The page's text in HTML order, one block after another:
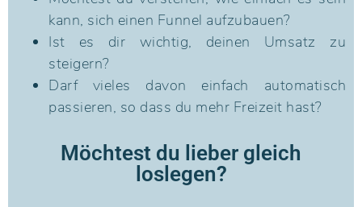
kann, sich einen Funnel aufzubauen?
Ist es dir wichtig, deinen Umsatz zu
steigern?
Darf vieles davon einfach automatisch
passieren, so dass du mehr Freizeit hast?
Möchtest du lieber gleich
loslegen?